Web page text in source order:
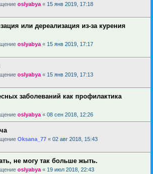
oslyabya « 15 янв 2019, 17:18
или дереализация из-за курения
oslyabya « 15 янв 2019, 17:17
oslyabya « 15 янв 2019, 17:13
заболеваний как профилактика
oslyabya « 08 сен 2018, 12:26
Oksana_77 « 02 авг 2018, 15:43
не могу так больше жыть.
oslyabya « 19 июл 2018, 22:43